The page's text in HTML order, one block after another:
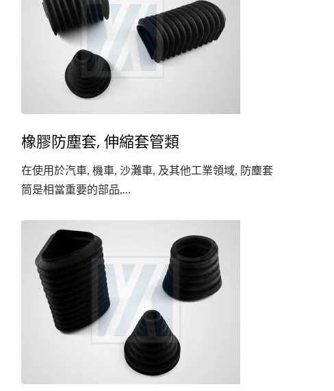
橡膠防塵套, 伸縮套管類
在使用於汽車, 機車, 沙灘車, 及其他工業領域, 防塵套
筒是相當重要的部品,...